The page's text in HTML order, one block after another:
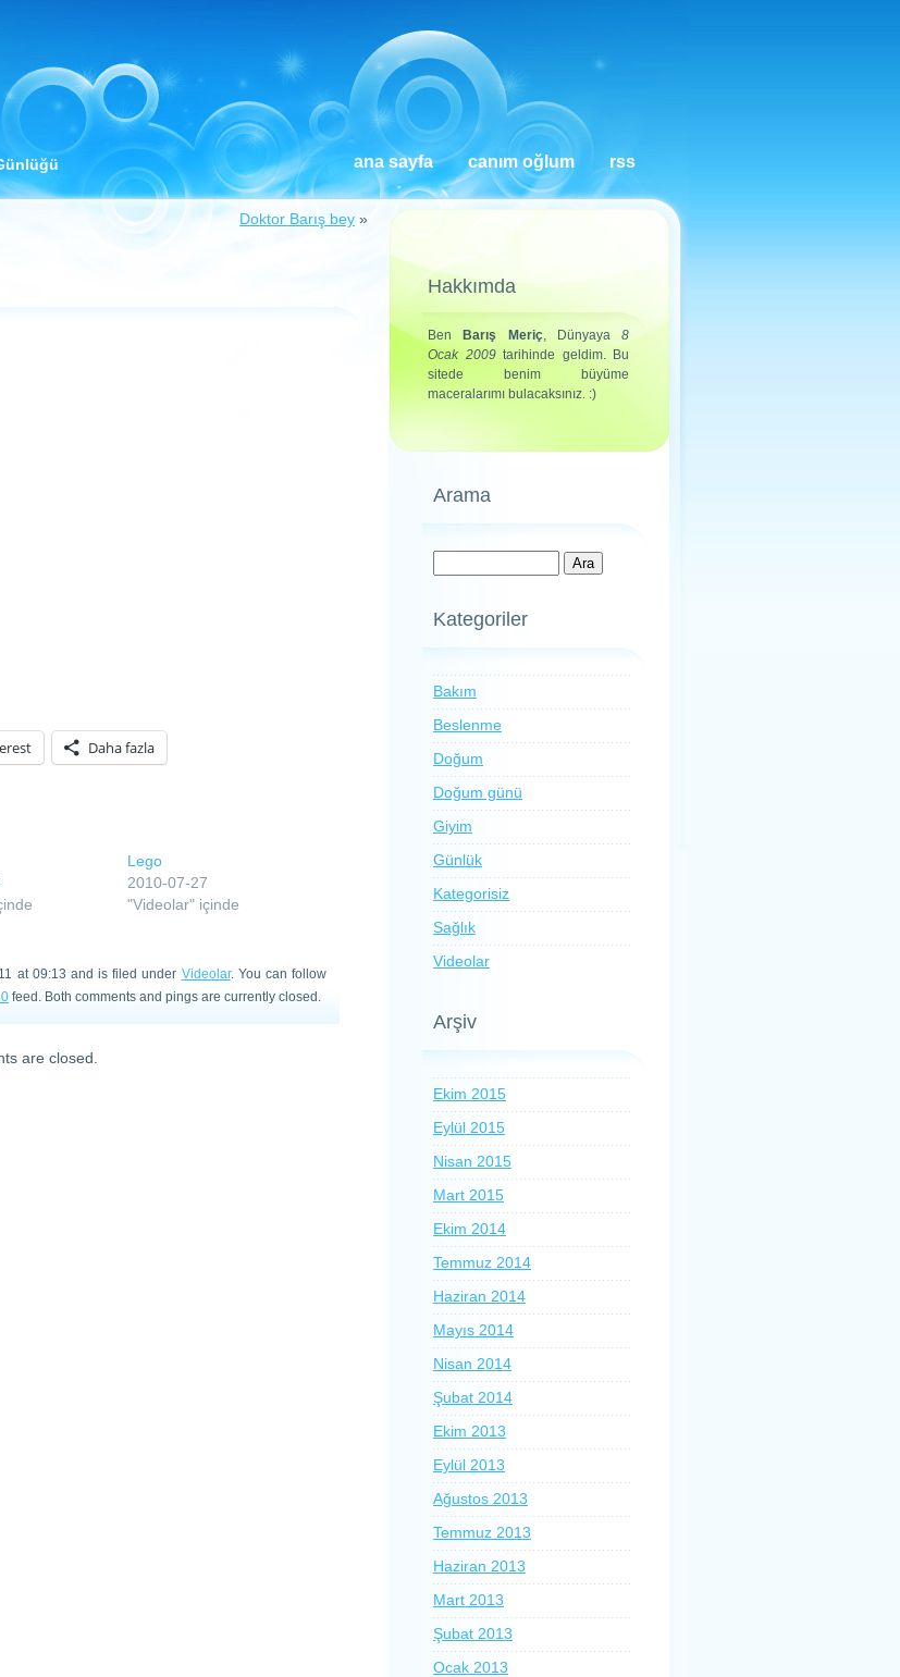
ana sayfa canım oğlum rss
Doktor Barış bey »
Daha fazla
Lego
2010-07-27
"Videolar" içinde
at 09:13 and is filed under Videolar. You can follow
feed. Both comments and pings are currently closed.
are closed.
Hakkımda
Ben Barış Meriç, Dünyaya 8
Ocak 2009tarihinde geldim. Bu
sitede benim büyüme
maceralarımı bulacaksınız. :)
Arama
Kategoriler
Bakım
Beslenme
Doğum
Doğum günü
Giyim
Günlük
Kategorisiz
Sağlık
Videolar
Arşiv
Ekim 2015
Eylül 2015
Nisan 2015
Mart 2015
Ekim 2014
Temmuz 2014
Haziran 2014
Mayıs 2014
Nisan 2014
Şubat 2014
Ekim 2013
Eylül 2013
Ağustos 2013
Temmuz 2013
Haziran 2013
Mart 2013
Şubat 2013
Ocak 2013